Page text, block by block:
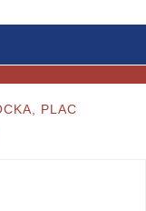
PLAC